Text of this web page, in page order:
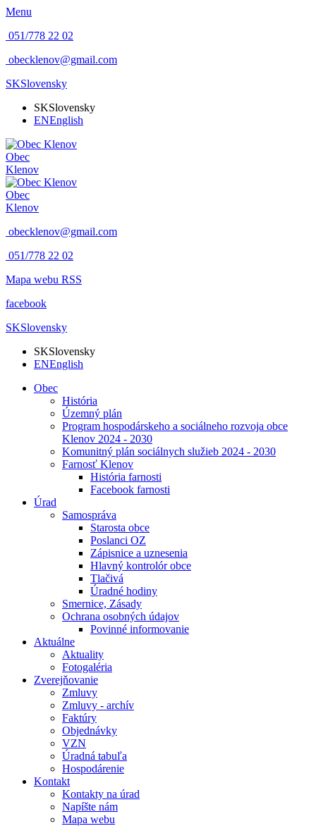
Menu
051/778 22 02
obecklenov@gmail.com
SKSlovensky
SKSlovensky
ENEnglish
Obec
Klenov
Obec
Klenov
obecklenov@gmail.com
051/778 22 02
Mapa webu RSS
facebook
SKSlovensky
SKSlovensky
ENEnglish
Obec
História
Územný plán
Program hospodárskeho a sociálneho rozvoja obce
Klenov 2024 - 2030
Komunitný plán sociálnych služieb 2024 - 2030
Farnosť Klenov
História farnosti
Facebook farnosti
Úrad
Samospráva
Starosta obce
Poslanci OZ
Zápisnice a uznesenia
Hlavný kontrolór obce
Tlačivá
Úradné hodiny
Smernice, Zásady
Ochrana osobných údajov
Povinné informovanie
Aktuálne
Aktuality
Fotogaléria
Zverejňovanie
Zmluvy
Zmluvy - archív
Faktúry
Objednávky
VZN
Úradná tabuľa
Hospodárenie
Kontakt
Kontakty na úrad
Napíšte nám
Mapa webu